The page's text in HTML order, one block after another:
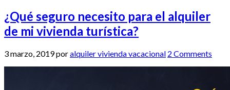
¿Qué seguro necesito para el alquiler
de mi vivienda turística?
3 marzo, 2019poralquiler vivienda vacacional 2 Comments